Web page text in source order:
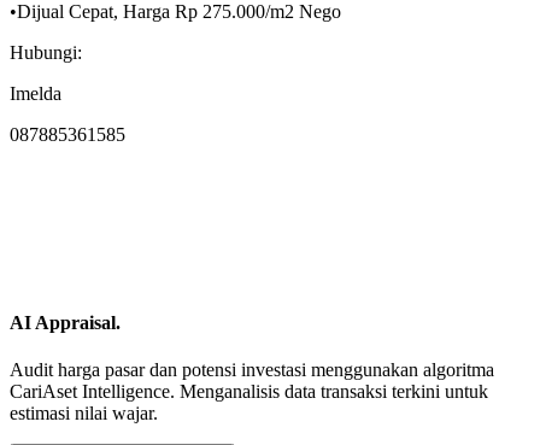
•Dijual Cepat, Harga Rp 275.000/m2 Nego
Hubungi:
Imelda
087885361585
AI Appraisal.
Audit harga pasar dan potensi investasi menggunakan algoritma
CariAset Intelligence. Menganalisis data transaksi terkini untuk
estimasi nilai wajar.